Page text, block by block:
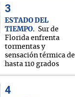
ESTADO DEL
TIEMPO
Sur de
Florida enfrenta
tormentas y
sensación térmica de
hasta 110 grados